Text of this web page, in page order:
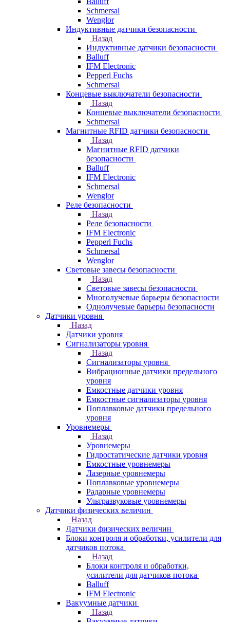
Schmersal
Wenglor
Индуктивные датчики безопасности
Назад
Индуктивные датчики безопасности
Balluff
IFM Electronic
Pepperl Fuchs
Schmersal
Концевые выключатели безопасности
Назад
Концевые выключатели безопасности
Schmersal
Магнитные RFID датчики безопасности
Назад
Магнитные RFID датчики
безопасности
Balluff
IFM Electronic
Schmersal
Wenglor
Реле безопасности
Назад
Реле безопасности
IFM Electronic
Pepperl Fuchs
Schmersal
Wenglor
Световые завесы безопасности
Назад
Световые завесы безопасности
Многолучевые барьеры безопасности
Однолучевые барьеры безопасности
Датчики уровня
Назад
Датчики уровня
Сигнализаторы уровня
Назад
Сигнализаторы уровня
Вибрационные датчики предельного
уровня
Емкостные датчики уровня
Емкостные сигнализаторы уровня
Поплавковые датчики предельного
уровня
Уровнемеры
Назад
Уровнемеры
Гидростатические датчики уровня
Емкостные уровнемеры
Лазерные уровнемеры
Поплавковые уровнемеры
Радарные уровнемеры
Ультразвуковые уровнемеры
Датчики физических величин
Назад
Датчики физических величин
Блоки контроля и обработки, усилители для
датчиков потока
Назад
Блоки контроля и обработки,
усилители для датчиков потока
Balluff
IFM Electronic
Вакуумные датчики
Назад